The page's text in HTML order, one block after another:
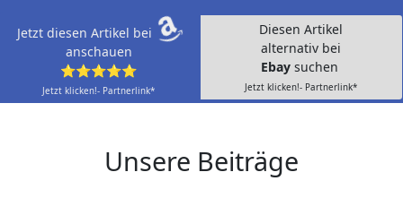
Jetzt diesen Artikel bei
anschauen
⭐⭐⭐⭐⭐
Jetzt klicken!- Partnerlink*
Diesen Artikel
alternativ bei
Ebay suchen
Jetzt klicken!- Partnerlink*
Unsere Beiträge